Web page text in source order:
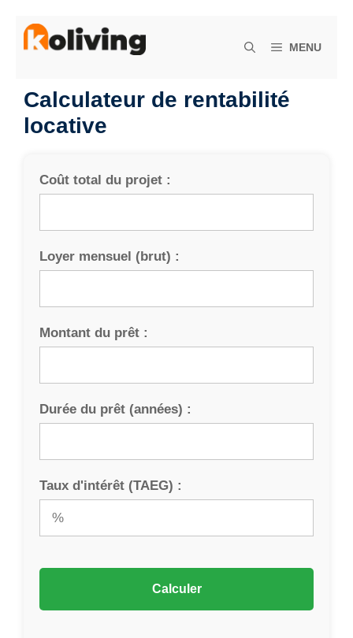
Aller
MENU
Calculateur de rentabilité
locative
Coût total du projet :
Loyer mensuel (brut) :
Montant du prêt :
Durée du prêt (années) :
Taux d'intérêt (TAEG) :
Calculer